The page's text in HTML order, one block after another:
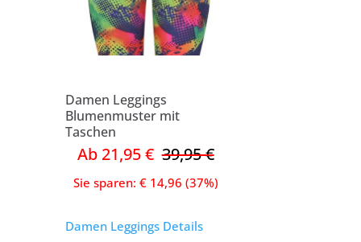
Damen Leggings
Blumenmuster mit
Taschen
Ab 21,95 €39,95 €
Sie sparen: € 14,96 (37%)
Damen Leggings Details